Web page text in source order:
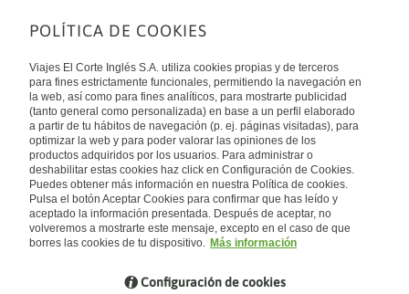
Sobre nosotros
Quiénes somos
Financiación
Sostenibilidad
Turismo accesible
Tarjeta El Corte Inglés
Trabaja con nosotros
El Corte Inglés
Canal Ético
Enlaces de interés
Guías de viaje
Catálogos
Auto check-in
Condiciones Generales
Política de privacidad
Política de cookies
Accesibilidad
Empresas/ Grupos
Internacional
España
Visita nuestro blog
Blog de Viajes el Corte inglés
POLÍTICA DE COOKIES
Viajes El Corte Inglés S.A. utiliza cookies propias y de terceros
para fines estrictamente funcionales, permitiendo la navegación en
la web, así como para fines analíticos, para mostrarte publicidad
(tanto general como personalizada) en base a un perfil elaborado
a partir de tu hábitos de navegación (p. ej. páginas visitadas), para
optimizar la web y para poder valorar las opiniones de los
productos adquiridos por los usuarios. Para administrar o
deshabilitar estas cookies haz click en Configuración de Cookies.
Puedes obtener más información en nuestra Política de cookies.
Pulsa el botón Aceptar Cookies para confirmar que has leído y
aceptado la información presentada. Después de aceptar, no
volveremos a mostrarte este mensaje, excepto en el caso de que
borres las cookies de tu dispositivo. Más información
Configuración de cookies